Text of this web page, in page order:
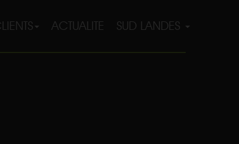
ACTUALITE SUD LANDES